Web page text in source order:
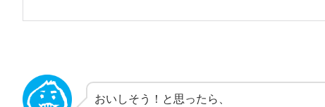
おいしそう！と思ったら、